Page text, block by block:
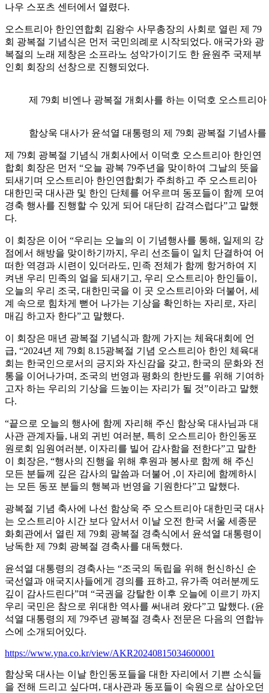
나우 스포츠 센터에서 열렸다.
오스트리아 한인연합회 김왕수 사무총장의 사회로 열린 제 79
회 광복절 기념식은 먼저 국민의례로 시작되었다. 애국가와 광
복절의 노래 제창은 소프라노 성악가이기도 한 윤원주 국제부
인회 회장의 선창으로 진행되었다.
제 79회 비엔나 광복절 개회사를 하는 이덕호 오스트리
함상욱 대사가 윤석열 대통령의 제 79회 광복절 기념사
제 79회 광복절 기념식 개회사에서 이덕호 오스트리아 한인연
합회 회장은 먼저 “오늘 광복 79주년을 맞이하여 그날의 뜻을
되새기며 오스트리아 한인연합회가 주최하고 주 오스트리아
대한민국 대사관 및 한인 단체를 어우르며 동포들이 함께 모여
경축 행사를 진행할 수 있게 되어 대단히 감격스럽다”고 말했
다.
이 회장은 이어 “우리는 오늘의 이 기념행사를 통해, 일제의 강
점에서 해방을 맞이하기까지, 우리 선조들이 일치 단결하여 어
떠한 역경과 시련이 있더라도, 민족 전체가 함께 항거하여 지
켜낸 우리 민족의 얼을 되새기고, 우리 오스트리아 한인들이,
오늘의 우리 조국, 대한민국을 이 곳 오스트리아와 더불어, 세
계 속으로 힘차게 뻗어 나가는 기상을 확인하는 자리로, 자리
매김 하고자 한다”고 말했다.
이 회장은 매년 광복절 기념식과 함께 가지는 체육대회에 언
급, “2024년 제 79회 8.15광복절 기념 오스트리아 한인 체육대
회는 한국인으로서의 긍지와 자신감을 갖고, 한국의 문화와 전
통을 이어나가며, 조국의 번영과 평화의 한반도를 위해 기여하
고자 하는 우리의 기상을 드높이는 자리가 될 것”이라고 말했
다.
“끝으로 오늘의 행사에 함께 자리해 주신 함상욱 대사님과 대
사관 관계자들, 내외 귀빈 여러분, 특히 오스트리아 한인동포
원로회 임원여러분, 이자리를 빌어 감사함을 전한다”고 말한
이 회장은, “행사의 진행을 위해 후원과 봉사로 함께 해 주신
모든 분들께 깊은 감사의 말씀과 더불어 ,이 자리에 함께하시
는 모든 동포 분들의 행복과 번영을 기원한다”고 말했다.
광복절 기념 축사에 나선 함상욱 주 오스트리아 대한민국 대사
는 오스트리아 시간 보다 앞서서 이날 오전 한국 서울 세종문
화회관에서 열린 제 79회 광복절 경축식에서 윤석열 대통령이
낭독한 제 79회 광복절 경축사를 대독했다.
윤석열 대통령의 경축사는 “조국의 독립을 위해 헌신하신 순
국선열과 애국지사들에게 경의를 표하고, 유가족 여러분께도
깊이 감사드린다”며 “국권을 강탈한 이후 오늘에 이르기 까지
우리 국민은 참으로 위대한 역사를 써내려 왔다”고 말했다. (윤
석열 대통령의 제 79주년 광복절 경축사 전문은 다음의 연합뉴
스에 소개되어있다.
https://www.yna.co.kr/view/AKR20240815034600001
함상욱 대사는 이날 한인동포들을 대한 자리에서 기쁜 소식들
을 전해 드리고 싶다며, 대사관과 동포들이 숙원으로 삼아오던